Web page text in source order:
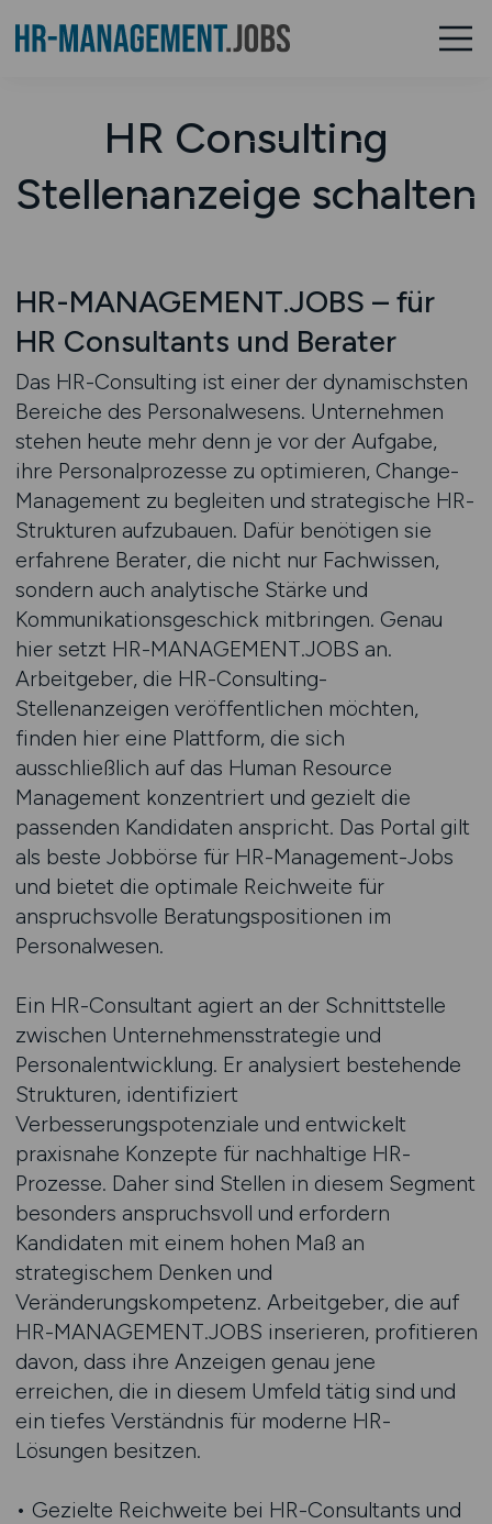
HR Consulting
Stellenanzeige schalten
HR-MANAGEMENT.JOBS – für
HR Consultants und Berater
Das HR-Consulting ist einer der dynamischsten
Bereiche des Personalwesens. Unternehmen
stehen heute mehr denn je vor der Aufgabe,
ihre Personalprozesse zu optimieren, Change-
Management zu begleiten und strategische HR-
Strukturen aufzubauen. Dafür benötigen sie
erfahrene Berater, die nicht nur Fachwissen,
sondern auch analytische Stärke und
Kommunikationsgeschick mitbringen. Genau
hier setzt HR-MANAGEMENT.JOBS an.
Arbeitgeber, die HR-Consulting-
Stellenanzeigen veröffentlichen möchten,
finden hier eine Plattform, die sich
ausschließlich auf das Human Resource
Management konzentriert und gezielt die
passenden Kandidaten anspricht. Das Portal gilt
als beste Jobbörse für HR-Management-Jobs
und bietet die optimale Reichweite für
anspruchsvolle Beratungspositionen im
Personalwesen.
Ein HR-Consultant agiert an der Schnittstelle
zwischen Unternehmensstrategie und
Personalentwicklung. Er analysiert bestehende
Strukturen, identifiziert
Verbesserungspotenziale und entwickelt
praxisnahe Konzepte für nachhaltige HR-
Prozesse. Daher sind Stellen in diesem Segment
besonders anspruchsvoll und erfordern
Kandidaten mit einem hohen Maß an
strategischem Denken und
Veränderungskompetenz. Arbeitgeber, die auf
HR-MANAGEMENT.JOBS inserieren, profitieren
davon, dass ihre Anzeigen genau jene
erreichen, die in diesem Umfeld tätig sind und
ein tiefes Verständnis für moderne HR-
Lösungen besitzen.
• Gezielte Reichweite bei HR-Consultants und